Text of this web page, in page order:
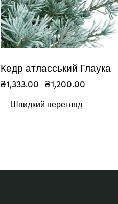
Кедр атласський Глаука
₴1,333.00 ₴1,200.00
Швидкий перегляд